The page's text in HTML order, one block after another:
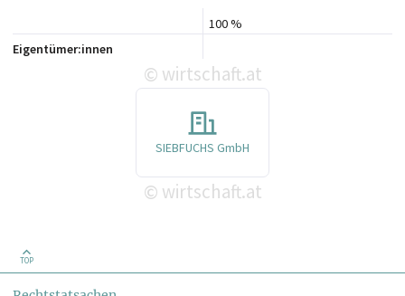
100 %
Eigentümer:innen
© wirtschaft.at
SIEBFUCHS GmbH
© wirtschaft.at
TOP